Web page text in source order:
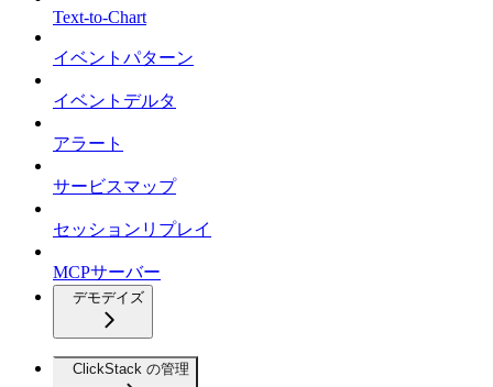
Text-to-Chart
イベントパターン
イベントデルタ
アラート
サービスマップ
セッションリプレイ
MCPサーバー
デモデイズ
ClickStack の管理